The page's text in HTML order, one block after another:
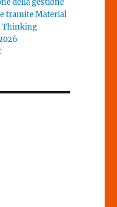
della gestione
tramite Material
Thinking